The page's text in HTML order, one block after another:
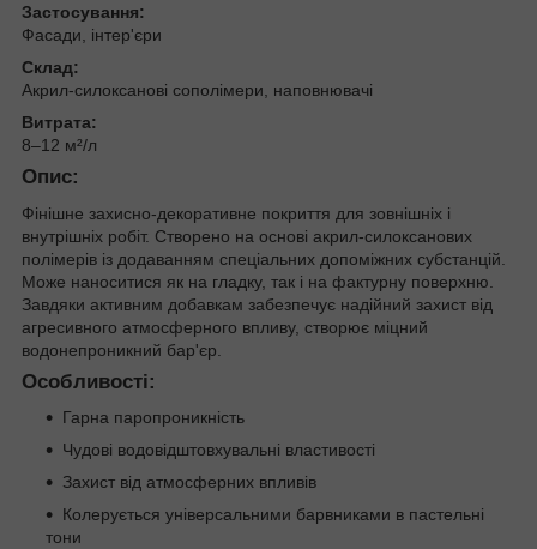
Застосування:
Фасади, інтер'єри
Склад:
Акрил-силоксанові сополімери, наповнювачі
Витрата:
8–12 м²/л
Опис:
Фінішне захисно-декоративне покриття для зовнішніх і
внутрішніх робіт. Створено на основі акрил-силоксанових
полімерів із додаванням спеціальних допоміжних субстанцій.
Може наноситися як на гладку, так і на фактурну поверхню.
Завдяки активним добавкам забезпечує надійний захист від
агресивного атмосферного впливу, створює міцний
водонепроникний бар'єр.
Особливості:
Гарна паропроникність
Чудові водовідштовхувальні властивості
Захист від атмосферних впливів
Колерується універсальними барвниками в пастельні
тони